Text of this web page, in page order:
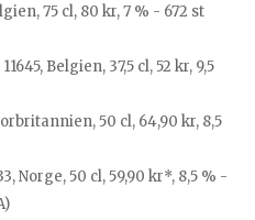
75 cl, 80 kr, 7 % - 672 st
Belgien, 37,5 cl, 52 kr, 9,5
50 cl, 64,90 kr, 8,5
Norge, 50 cl, 59,90 kr*, 8,5 % -